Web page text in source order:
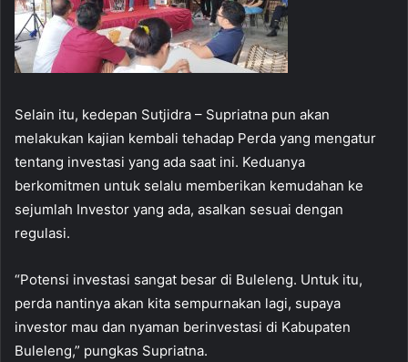
Selain itu, kedepan Sutjidra – Supriatna pun akan
melakukan kajian kembali tehadap Perda yang mengatur
tentang investasi yang ada saat ini. Keduanya
berkomitmen untuk selalu memberikan kemudahan ke
sejumlah Investor yang ada, asalkan sesuai dengan
regulasi.
“Potensi investasi sangat besar di Buleleng. Untuk itu,
perda nantinya akan kita sempurnakan lagi, supaya
investor mau dan nyaman berinvestasi di Kabupaten
Buleleng,” pungkas Supriatna.